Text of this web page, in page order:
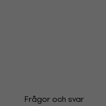
Frågor och svar